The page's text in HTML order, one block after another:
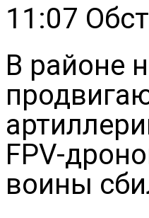
11:07
В районе
FPV-
воины